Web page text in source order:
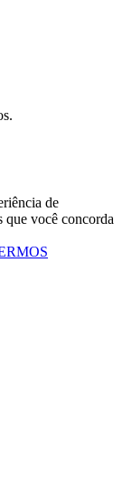
de
que você concorda